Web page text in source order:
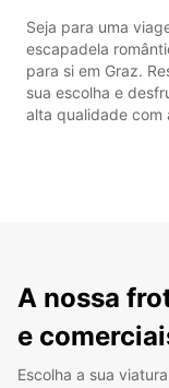
Seja para uma
escapadela
para si em Graz.
sua escolha e
alta qualidade com
A nossa
e
Escolha a sua